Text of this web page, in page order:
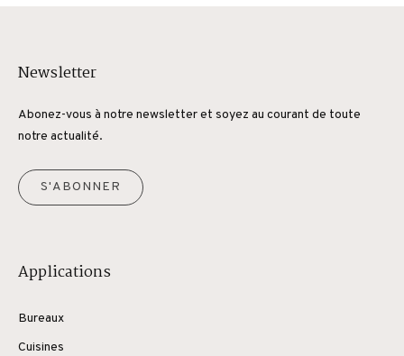
Newsletter
Abonez-vous à notre newsletter et soyez au courant de toute
notre actualité.
S'ABONNER
Applications
Bureaux
Cuisines